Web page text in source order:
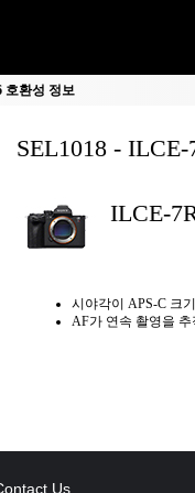
호환성 정보
SEL1018 -
ILCE-
시야각이 APS-C 크
AF가 연속 촬영을
Us